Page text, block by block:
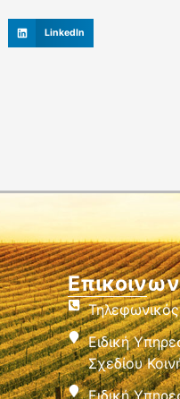
LinkedIn
Ειδική
Σχεδίου
Ειδική